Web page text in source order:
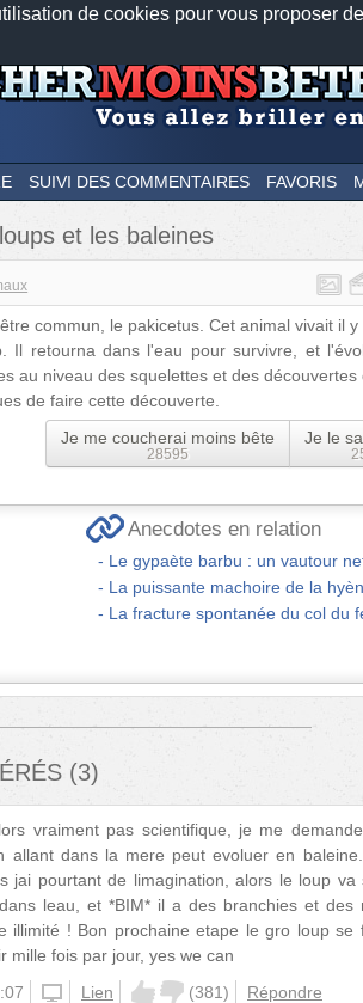
de cookies pour vous proposer
Nos applications mobiles
SUIVI DES COMMENTAIRES FAVORIS
et les baleines
commun, le pakicetus. Cet animal vivait il
Il retourna dans l'eau pour survivre, et
au niveau des squelettes et des découvertes
de faire cette découverte.
Je me coucherai moins bête
28595
Je le
Anecdotes en relation
Le gypaète barbu : un vautour
La puissante machoire de la
La fracture spontanée du col du
(3)
vraiment pas scientifique, je me
allant dans la mere peut evoluer en
jai pourtant de limagination, alors le loup va
leau, et *BIM* il a des branchies et des
illimité ! Bon prochaine etape le gro loup se
mille fois par jour, yes we can
unknown
Lien (381) Répondre